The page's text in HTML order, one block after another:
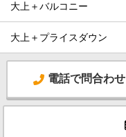
大上＋バルコニー
大上＋プライスダウン
電話で問合わせ